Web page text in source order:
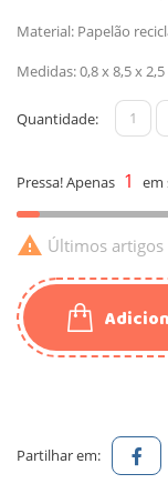
Material: Papelão
Medidas: 0,8 x 8,5 x
Quantidade:
Pressa! Apenas 1 em
 Últimos artigos
Partilhar em: